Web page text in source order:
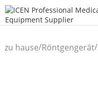
zu hause/Röntgengerät/